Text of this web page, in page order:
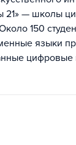
21» — школы
150
языки
цифровые